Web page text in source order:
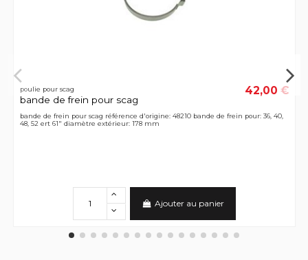
poulie pour scag
bande de frein pour scag
42,00 €
bande de frein pour scag référence d'origine: 48210 bande de frein pour: 36, 40,
48, 52 ert 61" diamètre extérieur: 178 mm
Ajouter au panier